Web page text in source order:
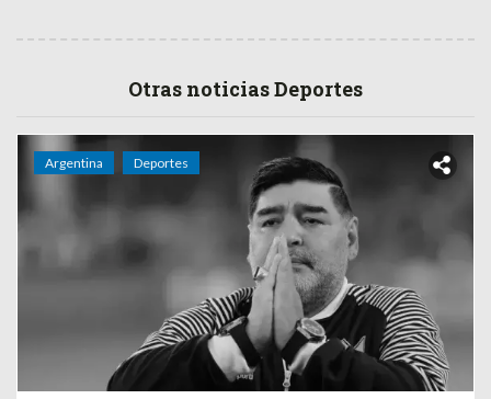
Otras noticias Deportes
Argentina Deportes